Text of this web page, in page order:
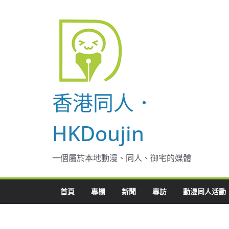
香港同人．
HKDoujin
一個屬於本地動漫、同人、御宅的媒體
首頁 專欄 新聞 專訪 動漫同人活動